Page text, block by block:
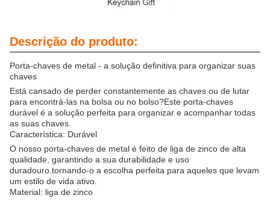
Descrição do produto:
Porta-chaves de metal - a solução definitiva para organizar suas
chaves
Está cansado de perder constantemente as chaves ou de lutar
para encontrá-las na bolsa ou no bolso?Este porta-chaves
durável é a solução perfeita para organizar e acompanhar todas
as suas chaves.
Característica: Durável
O nosso porta-chaves de metal é feito de liga de zinco de alta
qualidade, garantindo a sua durabilidade e uso
duradouro.tornando-o a escolha perfeita para aqueles que levam
um estilo de vida ativo.
Material: liga de zinco